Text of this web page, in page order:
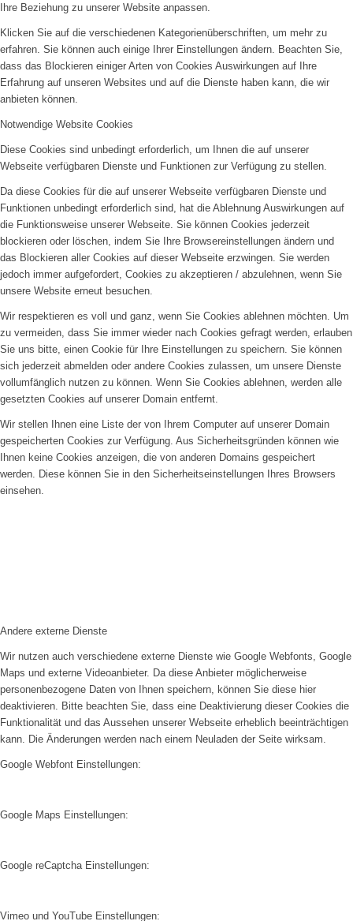
Ihre Beziehung zu unserer Website anpassen.
Klicken Sie auf die verschiedenen Kategorienüberschriften, um mehr zu
erfahren. Sie können auch einige Ihrer Einstellungen ändern. Beachten Sie,
dass das Blockieren einiger Arten von Cookies Auswirkungen auf Ihre
Erfahrung auf unseren Websites und auf die Dienste haben kann, die wir
anbieten können.
Notwendige Website Cookies
Diese Cookies sind unbedingt erforderlich, um Ihnen die auf unserer
Webseite verfügbaren Dienste und Funktionen zur Verfügung zu stellen.
Da diese Cookies für die auf unserer Webseite verfügbaren Dienste und
Funktionen unbedingt erforderlich sind, hat die Ablehnung Auswirkungen auf
die Funktionsweise unserer Webseite. Sie können Cookies jederzeit
blockieren oder löschen, indem Sie Ihre Browsereinstellungen ändern und
das Blockieren aller Cookies auf dieser Webseite erzwingen. Sie werden
jedoch immer aufgefordert, Cookies zu akzeptieren / abzulehnen, wenn Sie
unsere Website erneut besuchen.
Wir respektieren es voll und ganz, wenn Sie Cookies ablehnen möchten. Um
zu vermeiden, dass Sie immer wieder nach Cookies gefragt werden, erlauben
Sie uns bitte, einen Cookie für Ihre Einstellungen zu speichern. Sie können
sich jederzeit abmelden oder andere Cookies zulassen, um unsere Dienste
vollumfänglich nutzen zu können. Wenn Sie Cookies ablehnen, werden alle
gesetzten Cookies auf unserer Domain entfernt.
Wir stellen Ihnen eine Liste der von Ihrem Computer auf unserer Domain
gespeicherten Cookies zur Verfügung. Aus Sicherheitsgründen können wie
Ihnen keine Cookies anzeigen, die von anderen Domains gespeichert
werden. Diese können Sie in den Sicherheitseinstellungen Ihres Browsers
einsehen.
Andere externe Dienste
Wir nutzen auch verschiedene externe Dienste wie Google Webfonts, Google
Maps und externe Videoanbieter. Da diese Anbieter möglicherweise
personenbezogene Daten von Ihnen speichern, können Sie diese hier
deaktivieren. Bitte beachten Sie, dass eine Deaktivierung dieser Cookies die
Funktionalität und das Aussehen unserer Webseite erheblich beeinträchtigen
kann. Die Änderungen werden nach einem Neuladen der Seite wirksam.
Google Webfont Einstellungen:
Google Maps Einstellungen:
Google reCaptcha Einstellungen:
Vimeo und YouTube Einstellungen: